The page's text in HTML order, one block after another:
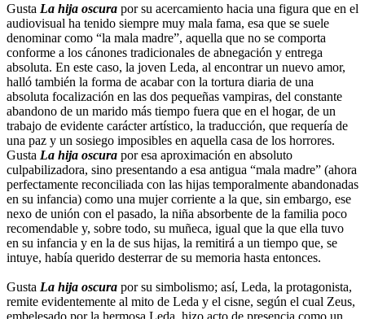
Gusta La hija oscura por su acercamiento hacia una figura que en el
audiovisual ha tenido siempre muy mala fama, esa que se suele
denominar como “la mala madre”, aquella que no se comporta
conforme a los cánones tradicionales de abnegación y entrega
absoluta. En este caso, la joven Leda, al encontrar un nuevo amor,
halló también la forma de acabar con la tortura diaria de una
absoluta focalización en las dos pequeñas vampiras, del constante
abandono de un marido más tiempo fuera que en el hogar, de un
trabajo de evidente carácter artístico, la traducción, que requería de
una paz y un sosiego imposibles en aquella casa de los horrores.
Gusta La hija oscura por esa aproximación en absoluto
culpabilizadora, sino presentando a esa antigua “mala madre” (ahora
perfectamente reconciliada con las hijas temporalmente abandonadas
en su infancia) como una mujer corriente a la que, sin embargo, ese
nexo de unión con el pasado, la niña absorbente de la familia poco
recomendable y, sobre todo, su muñeca, igual que la que ella tuvo
en su infancia y en la de sus hijas, la remitirá a un tiempo que, se
intuye, había querido desterrar de su memoria hasta entonces.
Gusta La hija oscura por su simbolismo; así, Leda, la protagonista,
remite evidentemente al mito de Leda y el cisne, según el cual Zeus,
embelesado por la hermosa Leda, hizo acto de presencia como un